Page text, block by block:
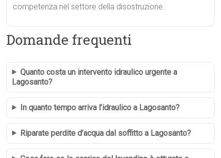
competenza nel settore della disostruzione.
Domande frequenti
Quanto costa un intervento idraulico urgente a
Lagosanto?
In quanto tempo arriva l’idraulico a Lagosanto?
Riparate perdite d’acqua dal soffitto a Lagosanto?